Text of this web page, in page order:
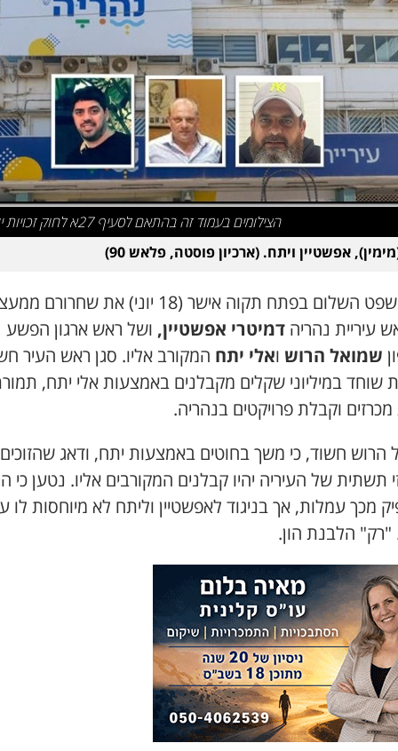
הצילומים בעמוד זה בהתאם לסעיף 27א לחוק זכויות יוצרים
אפשטיין ויתח. (ארכיון פוסטה, פלאש 90)
בית משפט השלום בפתח תקוה אישר (18 יוני) את
עיריית נהריהדמיטרי אפשטיין, ושל ראש ארגון הפשע
שמואל הרוש ואלי יתח המקורב אליו. סגן ראש העיר
שוחד במיליוני שקלים מקבלנים באמצעות אלי יתח,
מכרזים וקבלת פרויקטים בנהריה.
הרוש חשוד, כי משך בחוטים באמצעות יתח, ודאג שהזוכים
תשתית של העיריה יהיו קבלנים המקורבים אליו. נטען כי
מכך עמלות, אך בניגוד לאפשטיין וליתח לא מיוחסות לו
"רק" הלבנת הון.